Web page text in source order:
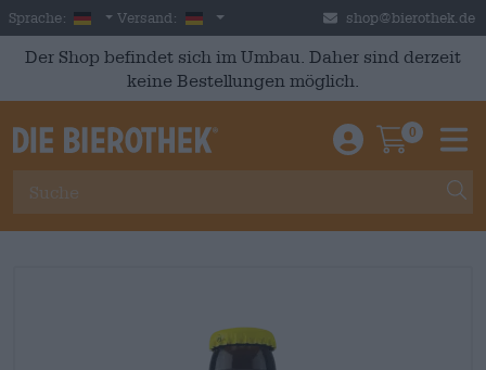
Skip to main content
Sprache: German
Versand: Deutschland shop@bierothek.de
Der Shop befindet sich im Umbau. Daher sind derzeit
keine Bestellungen möglich.
Einloggen /
0